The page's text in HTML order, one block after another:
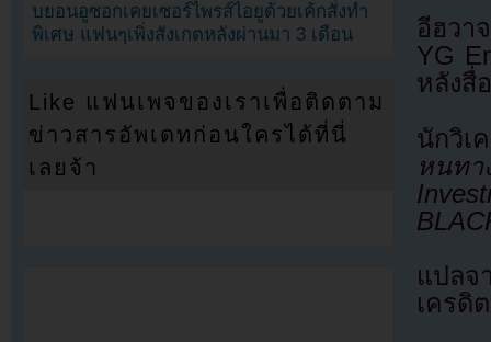
อีฮวา
YG
หลังสื่
นักวิ
หนท
แปล
เครดิ
บยอนอูซอกเคยเซอร์ไพรส์ไอยูด้วยเค้กสั่งทำ
พิเศษ แฟนๆเพิ่งสังเกตหลังผ่านมา 3 เดือน
Like แฟนเพจของเราเพื่อติดตาม
ข่าวสารอัพเดทก่อนใครได้ที่นี่
เลยจ้า